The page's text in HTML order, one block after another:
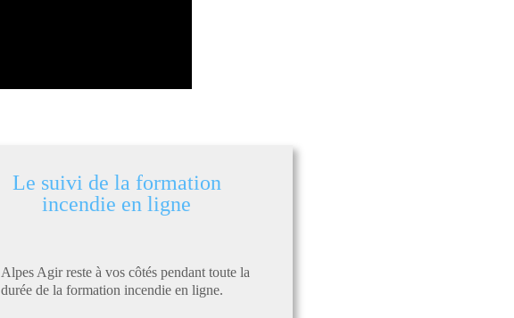
Alpes Agir reste à vos côtés pendant toute la
durée de la formation incendie en ligne.
Le suivi de la formation
incendie en ligne